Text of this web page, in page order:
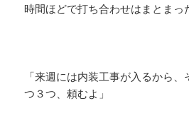
時間ほどで打ち合わせはまとまっ
「来週には内装工事が入るから
つ３つ、頼むよ」